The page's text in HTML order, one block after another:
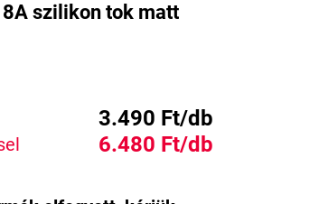
szilikon tok matt
3.490 Ft/db
6.480 Ft/db